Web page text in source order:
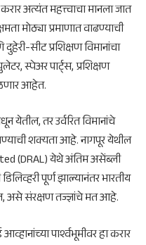
अत्यंत महत्त्वाचा मानला जात
मोठ्या प्रमाणात वाढण्याची
सीट प्रशिक्षण विमानांचा
स्पेअर पार्ट्स, प्रशिक्षण
आहेत.
येतील, तर उर्वरित विमानांचे
शक्यता आहे. नागपूर येथील
(DRAL) येथे अंतिम असेंब्ली
पूर्ण झाल्यानंतर भारतीय
असे संरक्षण तज्ज्ञांचे मत आहे.
पार्श्वभूमीवर हा करार